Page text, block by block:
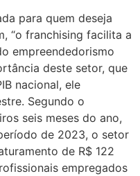
para quem deseja
“o franchising facilita a
empreendedorismo
deste setor, que
nacional, ele
Segundo o
seis meses do ano,
de 2023, o setor
de R$ 122
empregados